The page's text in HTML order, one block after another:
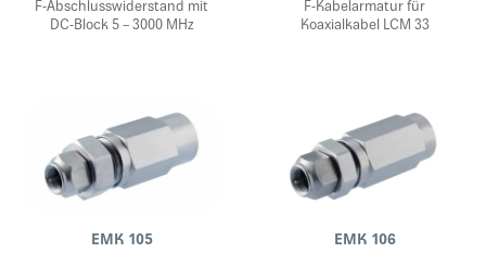
F-Abschlusswiderstand mit
DC-Block 5 – 3000 MHz
F-Kabelarmatur für
Koaxialkabel LCM 33
EMK 105 EMK 106